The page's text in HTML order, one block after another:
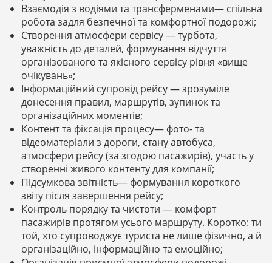
Взаємодія з водіями та трансферменами— спільна
робота задля безпечної та комфортної подорожі;
Створення атмосфери сервісу — турбота,
уважність до деталей, формування відчуття
організованого та якісного сервісу рівня «вище
очікувань»;
Інформаційний супровід рейсу — зрозуміле
донесення правил, маршрутів, зупинок та
організаційних моментів;
Контент та фіксація процесу— фото- та
відеоматеріали з дороги, стану автобуса,
атмосфери рейсу (за згодою пасажирів), участь у
створенні живого контенту для компанії;
Підсумкова звітність— формування короткого
звіту після завершення рейсу;
Контроль порядку та чистоти — комфорт
пасажирів протягом усього маршруту. Коротко: ти
той, хто супроводжує туриста не лише фізично, а й
організаційно, інформаційно та емоційно;